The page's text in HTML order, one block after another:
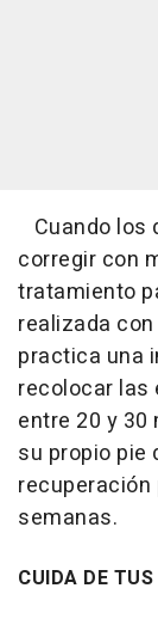
Cuando los
corregir con
tratamiento
realizada
practica una
recolocar las
entre 20 y
su propio pie
semanas.
CUIDA DE